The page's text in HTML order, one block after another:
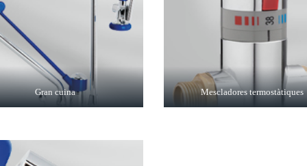
Gran cuina Mescladores termostàtiques